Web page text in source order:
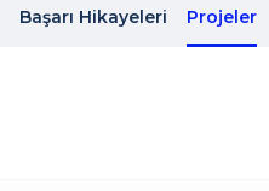
Başarı Hikayeleri Projeler